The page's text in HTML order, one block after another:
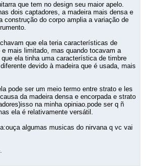
que tem no design seu maior apelo.
dois captadores, a madeira mais densa e
construção do corpo amplia a variação de
que ela teria características de
mais limitado, mas quando tocavam a
ela tinha uma característica de timbre
devido à madeira que é usada, mais
pode ser um meio termo entre strato e les
da madeira densa e encorpada e strato
na minha opiniao.pode ser q ñ
ela é relativamente versátil.
algumas musicas do nirvana q vc vai